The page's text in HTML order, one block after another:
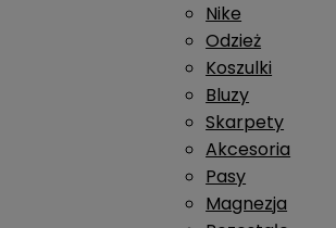
Nike
Odzież
Koszulki
Bluzy
Skarpety
Akcesoria
Pasy
Magnezja